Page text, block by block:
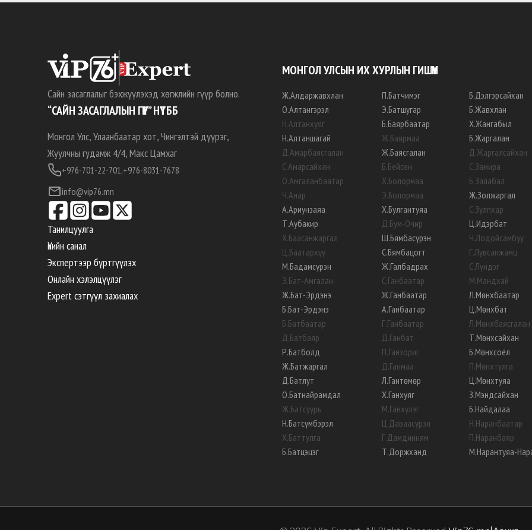
Сайн засаглалыг бэхжүүлэхэд хөгжлийн гүүр болно.
“САЙН ЗАСАГЛАЛЫН ГҮҮР” НҮТББ
Монгол Улс, Улаанбаатар хот, Чингэлтэй дүүрэг,
Жуулчны гудамж 4/4, Макс Цамхаг
+976-701-22-701,+976-8031-7678
info@vip76.mn
Танилцуулга
Үнийн санал
Экспертээр бүртгүүлэх
Онлайн хэлэлцүүлэг
Expert сэтгүүл захиалах
МОНГОЛ УЛСЫН ИХ ХУРЛЫН ГИШҮҮН
Ж.Алдаржавхлан
О.Алтангэрэл
Н.Алтанхуяг
Н.Алтаншагай
Д.Амарбаясгалан
С.Амарсайхан
О.Амгаланбаатар
Ч.Анар
А.Ариунзаяа
Т.Аубакир
Х.Баасанжаргал
Ц.Баатархүү
М.Бадамсүрэн
Э.Бат-Амгалан
Ж.Бат-Эрдэнэ
Б.Бат-Эрдэнэ
Б.Батбаатар
Д.Батбаяр
Р.Батболд
Ж.Батжаргал
Д.Батлут
О.Батнайрамдал
Ж.Батсуурь
Н.Батсүмбэрэл
Х.Баттулга
Б.Батцэцэг
П.Батчимэг
Э.Батшугар
Б.Баярбаатар
Ж.Баярмаа
Ж.Баясгалан
Б.Бейсен
Х.Болормаа
Э.Болормаа
Х.Булгантуяа
Д.Бум-Очир
Ш.Бямбасүрэн
С.Бямбацогт
Ж.Галбадрах
С.Ганбаатар
Ж.Ганбаатар
А.Ганбаатар
Г.Ганбаатар
Д.Ганбат
П.Ганзориг
Д.Ганмаа
Л.Гантөмөр
Х.Ганхуяг
М.Ганхүлэг
Ц.Даваасүрэн
Г.Дамдинням
Т.Доржханд
Б.Дэлгэрсайхан
Б.Жавхлан
Х.Жангабыл
Б.Жаргалан
Д.Жаргалсайхан
С.Замира
Б.Заяабал
Ж.Золжаргал
С.Зулпхар
Ц.Идэрбат
Ч.Лодойсамбуу
Г.Лувсанжамц
С.Лүндэг
М.Мандхай
Л.Мөнхбаатар
Ц.Мөнхбат
Л.Мөнхбаясгалан
Т.Мөнхсайхан
Б.Мөнхсоёл
П.Мөнхтулга
Ц.Мөнхтуяа
З.Мэндсайхан
Б.Найдалаа
Н.Наранбаатар
П.Наранбаяр
М.Нарантуяа-